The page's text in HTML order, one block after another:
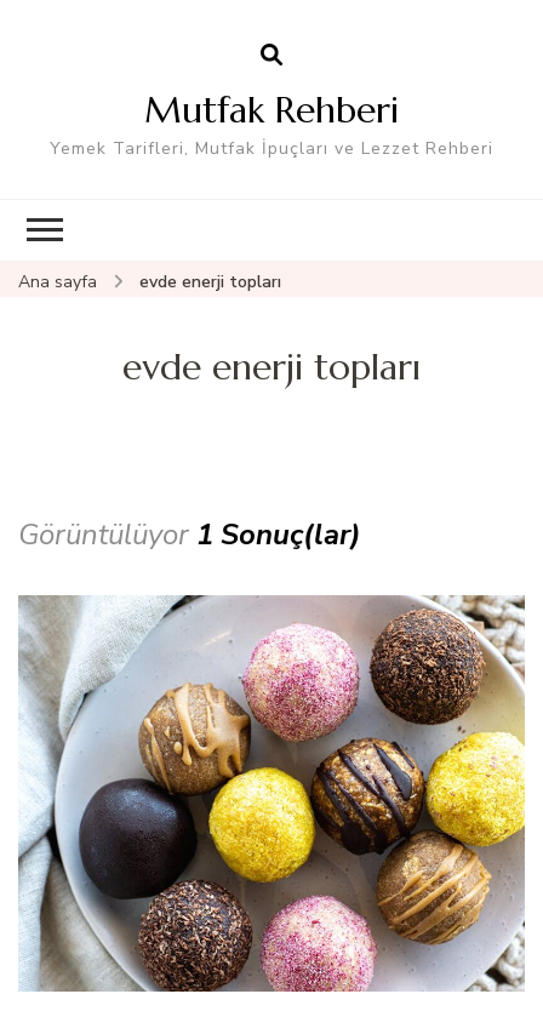
Mutfak Rehberi
Yemek Tarifleri, Mutfak İpuçları ve Lezzet Rehberi
Ana sayfa evde enerji topları
evde enerji topları
Görüntülüyor 1 Sonuç(lar)